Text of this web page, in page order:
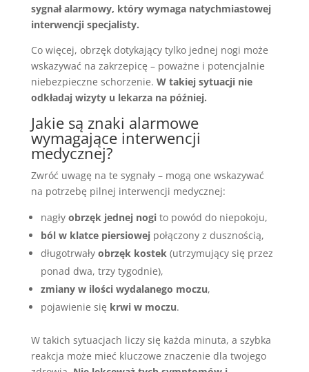
sygnał alarmowy, który wymaga natychmiastowej
interwencji specjalisty.
Co więcej, obrzęk dotykający tylko jednej nogi może
wskazywać na zakrzepicę – poważne i potencjalnie
niebezpieczne schorzenie. W takiej sytuacji nie
odkładaj wizyty u lekarza na później.
Jakie są znaki alarmowe
wymagające interwencji
medycznej?
Zwróć uwagę na te sygnały – mogą one wskazywać
na potrzebę pilnej interwencji medycznej:
nagły obrzęk jednej nogito powód do niepokoju,
ból w klatce piersiowejpołączony z dusznością,
długotrwały obrzęk kostek (utrzymujący się przez
ponad dwa, trzy tygodnie),
zmiany w ilości wydalanego moczu,
pojawienie się krwi w moczu.
W takich sytuacjach liczy się każda minuta, a szybka
reakcja może mieć kluczowe znaczenie dla twojego